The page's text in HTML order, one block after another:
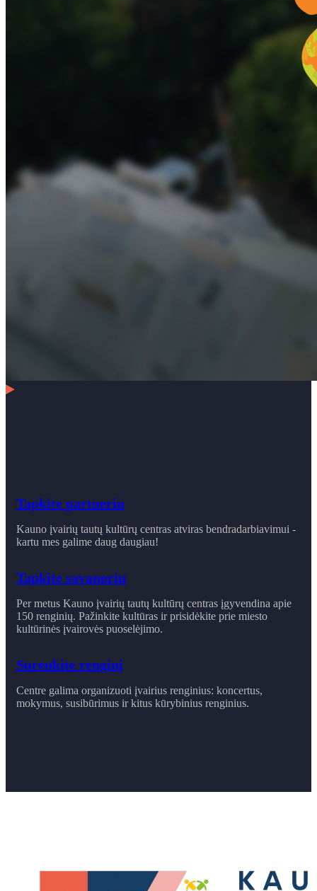
Tapkite partneriu
Kauno įvairių tautų kultūrų centras atviras bendradarbiavimui -
kartu mes galime daug daugiau!
Tapkite savanoriu
Per metus Kauno įvairių tautų kultūrų centras įgyvendina apie
150 renginių. Pažinkite kultūras ir prisidėkite prie miesto
kultūrinės įvairovės puoselėjimo.
Surenkite renginį
Centre galima organizuoti įvairius renginius: koncertus,
mokymus, susibūrimus ir ​kitus kūrybinius renginius.